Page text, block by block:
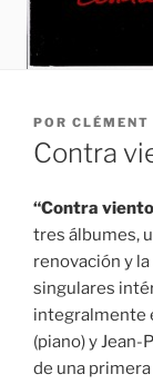
PUBLICADO
EL
POR CLÉMENT
Contra
“Contra
tres álbumes,
renovación y
singulares
integralmente
(piano) y
de una